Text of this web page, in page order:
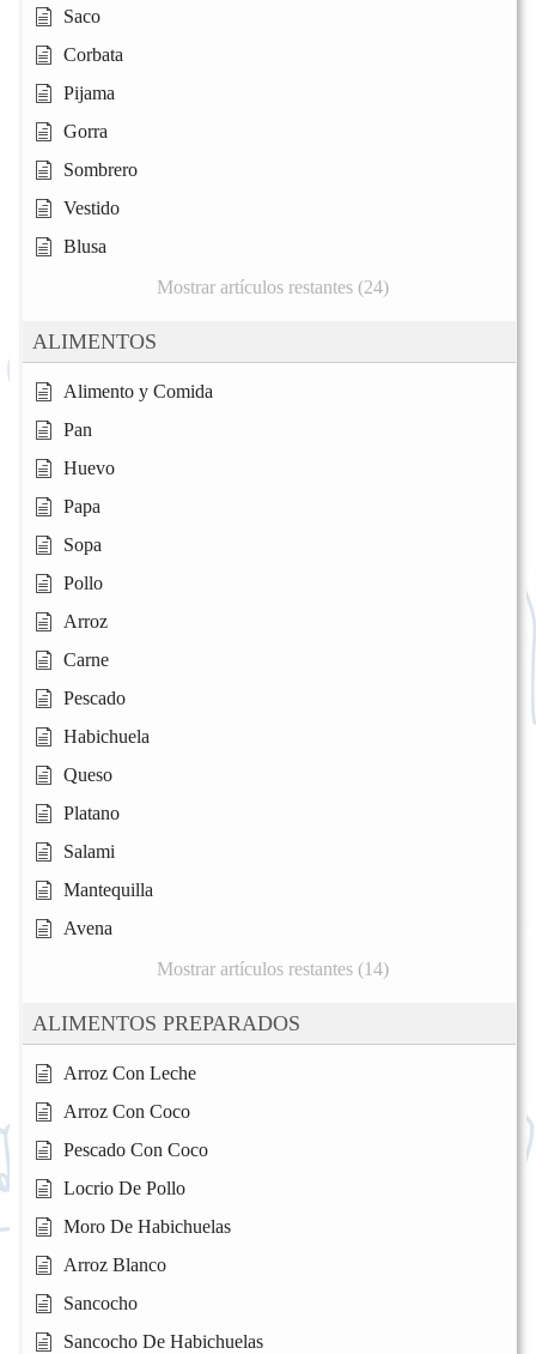
Saco
Corbata
Pijama
Gorra
Sombrero
Vestido
Blusa
Mostrar artículos restantes (24)
ALIMENTOS
Alimento y Comida
Pan
Huevo
Papa
Sopa
Pollo
Arroz
Carne
Pescado
Habichuela
Queso
Platano
Salami
Mantequilla
Avena
Mostrar artículos restantes (14)
ALIMENTOS PREPARADOS
Arroz Con Leche
Arroz Con Coco
Pescado Con Coco
Locrio De Pollo
Moro De Habichuelas
Arroz Blanco
Sancocho
Sancocho De Habichuelas